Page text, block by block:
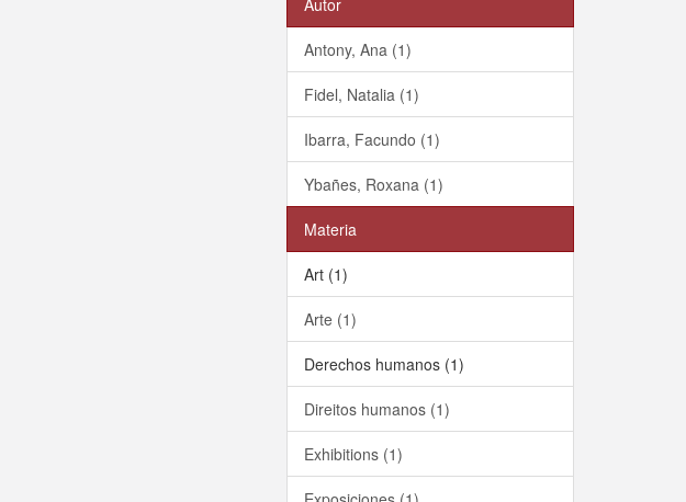
Autor
Antony, Ana (1)
Fidel, Natalia (1)
Ibarra, Facundo (1)
Ybañes, Roxana (1)
Materia
Art (1)
Arte (1)
Derechos humanos (1)
Direitos humanos (1)
Exhibitions (1)